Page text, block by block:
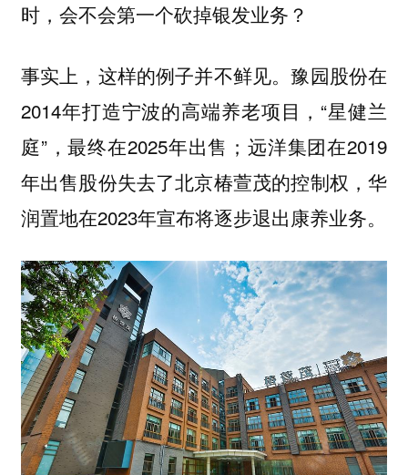
时，会不会第一个砍掉银发业务？
事实上，这样的例子并不鲜见。豫园股份在
2014年打造宁波的高端养老项目，“星健兰
庭”，最终在2025年出售；远洋集团在2019
年出售股份失去了北京椿萱茂的控制权，华
润置地在2023年宣布将逐步退出康养业务。